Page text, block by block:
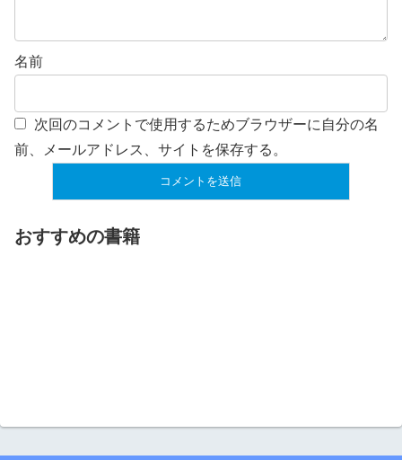
名前
次回のコメントで使用するためブラウザーに自分の名
前、メールアドレス、サイトを保存する。
おすすめの書籍